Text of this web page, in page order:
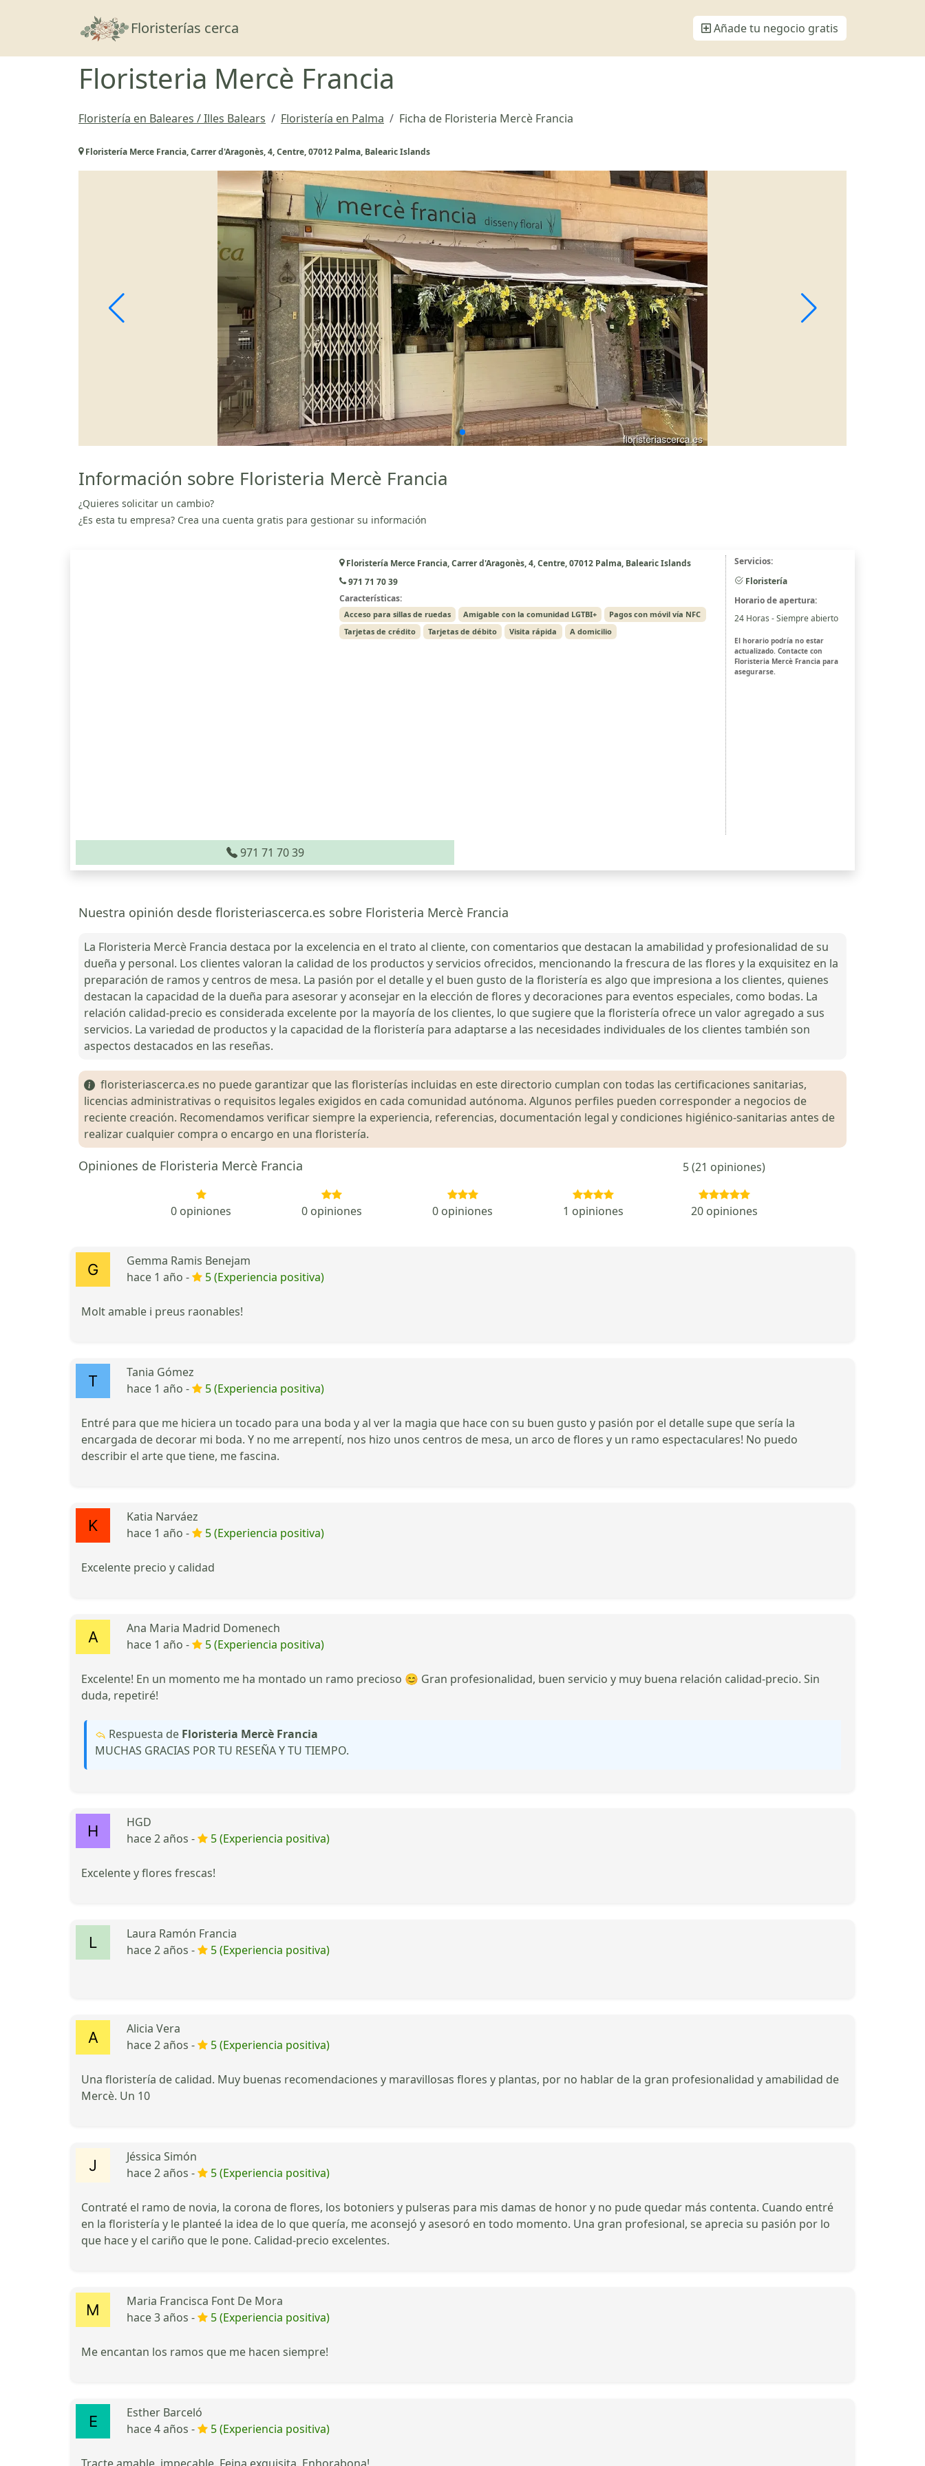
Floristerías cerca Añade tu negocio gratis
Floristeria Mercè Francia
Floristería en Baleares / Illes Balears Floristería en Palma Ficha de Floristeria Mercè Francia
Floristería Merce Francia, Carrer d'Aragonès, 4, Centre, 07012 Palma, Balearic Islands
Información sobre Floristeria Mercè Francia
¿Quieres solicitar un cambio?
¿Es esta tu empresa? Crea una cuenta gratis para gestionar su información
Floristería Merce Francia, Carrer d'Aragonès, 4, Centre, 07012 Palma, Balearic Islands
971 71 70 39
Características:
Acceso para sillas de ruedas Amigable con la comunidad LGTBI+
Pagos con móvil vía NFC
Tarjetas de crédito
Tarjetas de débito Visita rápida A domicilio
Servicios:
Floristería
Horario de apertura:
24 Horas - Siempre abierto
El horario podría no estar
actualizado. Contacte con
Floristeria Mercè Francia para
asegurarse.
971 71 70 39
Nuestra opinión desde floristeriascerca.es sobre Floristeria Mercè Francia
La Floristeria Mercè Francia destaca por la excelencia en el trato al cliente, con comentarios que destacan la amabilidad y profesionalidad de su
dueña y personal. Los clientes valoran la calidad de los productos y servicios ofrecidos, mencionando la frescura de las flores y la exquisitez en la
preparación de ramos y centros de mesa. La pasión por el detalle y el buen gusto de la floristería es algo que impresiona a los clientes, quienes
destacan la capacidad de la dueña para asesorar y aconsejar en la elección de flores y decoraciones para eventos especiales, como bodas. La
relación calidad-precio es considerada excelente por la mayoría de los clientes, lo que sugiere que la floristería ofrece un valor agregado a sus
servicios. La variedad de productos y la capacidad de la floristería para adaptarse a las necesidades individuales de los clientes también son
aspectos destacados en las reseñas.
floristeriascerca.es no puede garantizar que las floristerías incluidas en este directorio cumplan con todas las certificaciones sanitarias,
licencias administrativas o requisitos legales exigidos en cada comunidad autónoma. Algunos perfiles pueden corresponder a negocios de
reciente creación. Recomendamos verificar siempre la experiencia, referencias, documentación legal y condiciones higiénico-sanitarias antes de
realizar cualquier compra o encargo en una floristería.
Opiniones de Floristeria Mercè Francia 5 (21 opiniones)
0 opiniones 0 opiniones 0 opiniones 1 opiniones 20 opiniones
Gemma Ramis Benejam
hace 1 año -
5 (Experiencia positiva)
Molt amable i preus raonables!
Tania Gómez
hace 1 año -
5 (Experiencia positiva)
Entré para que me hiciera un tocado para una boda y al ver la magia que hace con su buen gusto y pasión por el detalle supe que sería la
encargada de decorar mi boda. Y no me arrepentí, nos hizo unos centros de mesa, un arco de flores y un ramo espectaculares! No puedo
describir el arte que tiene, me fascina.
Katia Narváez
hace 1 año -
5 (Experiencia positiva)
Excelente precio y calidad
Ana Maria Madrid Domenech
hace 1 año -
5 (Experiencia positiva)
Excelente! En un momento me ha montado un ramo precioso 😊 Gran profesionalidad, buen servicio y muy buena relación calidad-precio. Sin
duda, repetiré!
Respuesta de Floristeria Mercè Francia
MUCHAS GRACIAS POR TU RESEÑA Y TU TIEMPO.
HGD
hace 2 años -
5 (Experiencia positiva)
Excelente y flores frescas!
Laura Ramón Francia
hace 2 años -
5 (Experiencia positiva)
Alicia Vera
hace 2 años -
5 (Experiencia positiva)
Una floristería de calidad. Muy buenas recomendaciones y maravillosas flores y plantas, por no hablar de la gran profesionalidad y amabilidad de
Mercè. Un 10
Jéssica Simón
hace 2 años -
5 (Experiencia positiva)
Contraté el ramo de novia, la corona de flores, los botoniers y pulseras para mis damas de honor y no pude quedar más contenta. Cuando entré
en la floristería y le planteé la idea de lo que quería, me aconsejó y asesoró en todo momento. Una gran profesional, se aprecia su pasión por lo
que hace y el cariño que le pone. Calidad-precio excelentes.
Maria Francisca Font De Mora
hace 3 años -
5 (Experiencia positiva)
Me encantan los ramos que me hacen siempre!
Esther Barceló
hace 4 años -
5 (Experiencia positiva)